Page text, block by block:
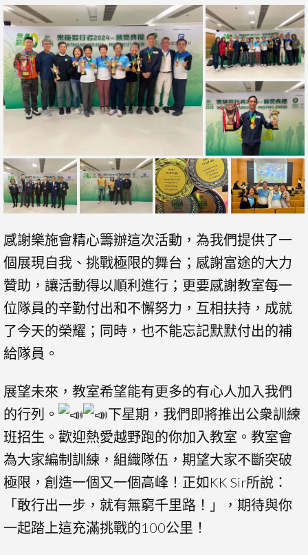
感謝樂施會精心籌辦這次活動，為我們提供了一
個展現自我、挑戰極限的舞台；感謝富途的大力
贊助，讓活動得以順利進行；更要感謝教室每一
位隊員的辛勤付出和不懈努力，互相扶持，成就
了今天的榮耀；同時，也不能忘記默默付出的補
給隊員。
展望未來，教室希望能有更多的有心人加入我們
的行列。
下星期，我們即將推出公衆訓練
班招生。歡迎熱愛越野跑的你加入教室。教室會
為大家編制訓練，組織隊伍，期望大家不斷突破
極限，創造一個又一個高峰！正如KK Sir所說：
「敢行出一步，就有無窮千里路！」，期待與你
一起踏上這充滿挑戰的100公里！